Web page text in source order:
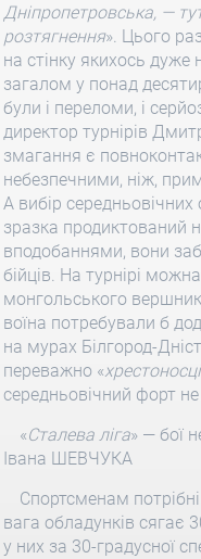
Дніпропетровська, —
розтягнення». Цього
на стінку якихось
загалом у понад
були і переломи, і
директор турнірів
змагання є
небезпечними, ніж,
А вибір
зразка продиктований
вподобаннями, вони
бійців. На турнірі
монгольського
воїна потребували б
на мурах Білгород-
переважно «хрестоносці
середньовічний форт
«Сталева ліга» — бої
Івана ШЕВЧУКА
Спортсменам
вага обладунків сягає
у них за 30-градусної